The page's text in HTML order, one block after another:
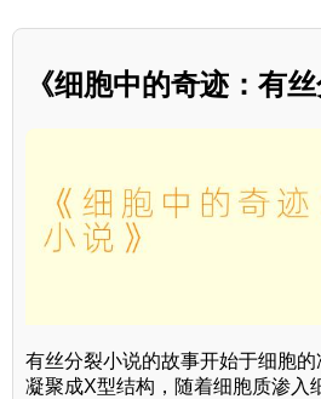
《细胞中的奇迹：有丝
有丝分裂小说的故事开始于细胞
凝聚成X型结构，随着细胞质渗入